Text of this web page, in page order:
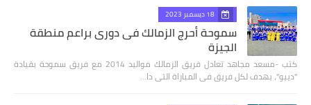
18 ديسمبر 2023
سموحة أحرج الزمالك فى دورى براعم منطقة
الجيزة
كتب -مسعد مجاهد تعادل فريق الزمالك مواليد 2014 مع فريق سموحة بقيادة
"ديبو"، بهدف لكل فريق فى المباراة التى دا…